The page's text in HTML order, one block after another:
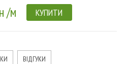
/м КУПИТИ
ВІДГУКИ